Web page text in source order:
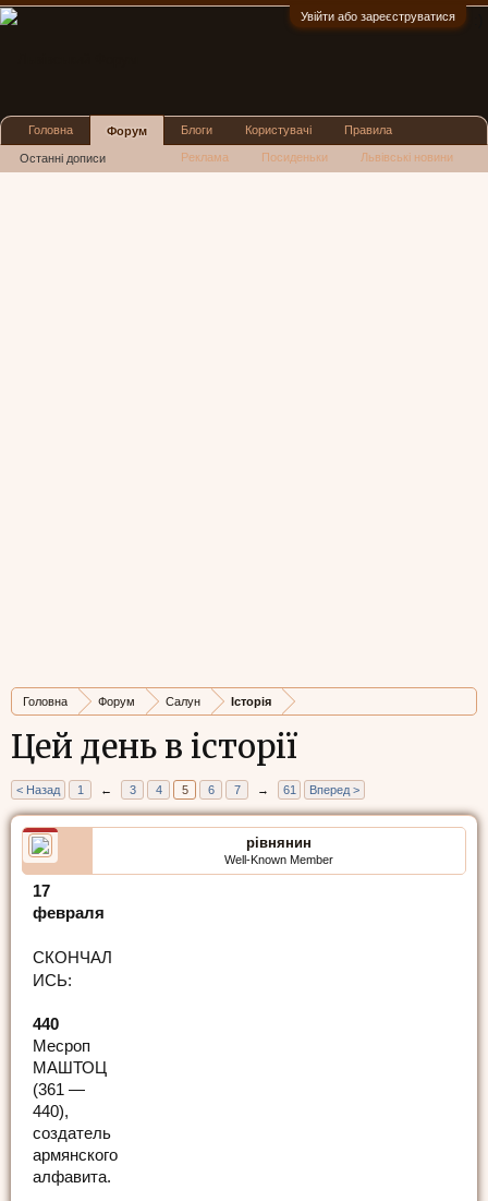
Увійти або зареєструватися
Головна Форум Салун Історія
Цей день в історії
< Назад 1 ← 3 4 5 6 7 → 61 Вперед >
рівнянин
Well-Known Member
17
февраля
СКОНЧАЛ
ИСЬ:
440
Месроп
МАШТОЦ
(361 —
440),
создатель
армянского
алфавита.
Головна Форум
Останні дописи
Блоги Користувачі Правила
Реклама Посиденьки Львівські новини